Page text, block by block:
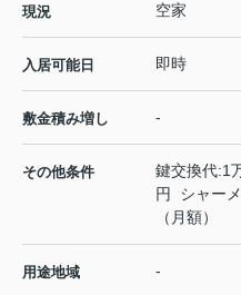
現況 空家
入居可能日 即時
敷金積み増し -
その他条件
鍵交換代:1
円 シャー
（月額）
用途地域 -